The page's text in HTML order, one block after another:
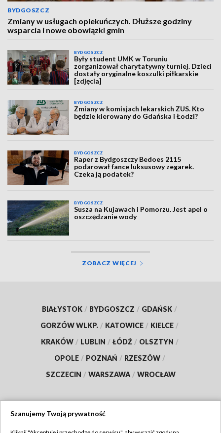
BYDGOSZCZ
Zmiany w usługach opiekuńczych. Dłuższe godziny
wsparcia i nowe obowiązki gmin
BYDGOSZCZ
Były student UMK w Toruniu
zorganizował charytatywny turniej. Dzieci
dostały oryginalne koszulki piłkarskie
[zdjęcia]
BYDGOSZCZ
Zmiany w komisjach lekarskich ZUS. Kto
będzie kierowany do Gdańska i Łodzi?
BYDGOSZCZ
Raper z Bydgoszczy Bedoes 2115
podarował fance luksusowy zegarek.
Czeka ją podatek?
BYDGOSZCZ
Susza na Kujawach i Pomorzu. Jest apel o
oszczędzanie wody
ZOBACZ WIĘCEJ
BIAŁYSTOK / BYDGOSZCZ / GDAŃSK /
GORZÓW WLKP. / KATOWICE / KIELCE /
KRAKÓW / LUBLIN / ŁÓDŹ / OLSZTYN /
OPOLE / POZNAŃ / RZESZÓW /
SZCZECIN / WARSZAWA / WROCŁAW
Szanujemy Twoją prywatność